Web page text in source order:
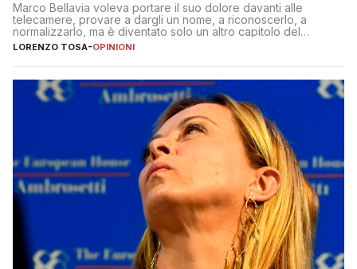
Marco Bellavia voleva portare il suo dolore davanti alle
telecamere, provare a dargli un nome, a riconoscerlo, a
normalizzarlo, ma è diventato solo un altro capitolo del
copione
LORENZO TOSA-OPINIONI